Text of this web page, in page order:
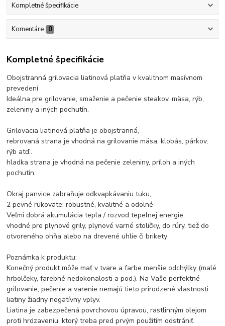
Kompletné špecifikácie
Komentáre 0
Kompletné špecifikácie
Obojstranná grilovacia liatinová platňa v kvalitnom masívnom
prevedení
Ideálna pre grilovanie, smaženie a pečenie steakov, mäsa, rýb,
zeleniny a iných pochutín.
Grilovacia liatinová platňa je obojstranná,
rebrovaná strana je vhodná na grilovanie mäsa, klobás, párkov,
rýb atď..
hladka strana je vhodná na pečenie zeleniny, príloh a iných
pochutín.
Okraj panvice zabraňuje odkvapkávaniu tuku,
2 pevné rukoväte: robustné, kvalitné a odolné
Veľmi dobrá akumulácia tepla / rozvod tepelnej energie
vhodné pre plynové grily, plynové varné stoličky, do rúry, tiež do
otvoreného ohňa alebo na drevené uhlie či brikety
Poznámka k produktu:
Konečný produkt môže mať v tvare a farbe menšie odchýlky (malé
hrbolčeky, farebné nedokonalosti a pod.). Na Vaše perfektné
grilovanie, pečenie a varenie nemajú tieto prirodzené vlastnosti
liatiny žiadny negatívny vplyv.
Liatina je zabezpečená povrchovou úpravou, rastlinným olejom
proti hrdzaveniu, ktorý treba pred prvým použitím odstrániť.